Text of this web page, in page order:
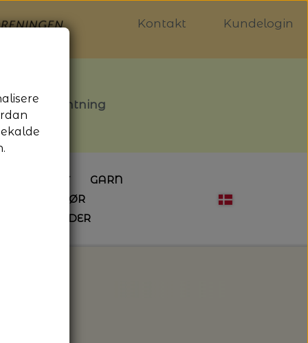
Kontakt Kundelogin
afhentning
GARN
SYTILBEHØR
ÅBNINGSTIDER